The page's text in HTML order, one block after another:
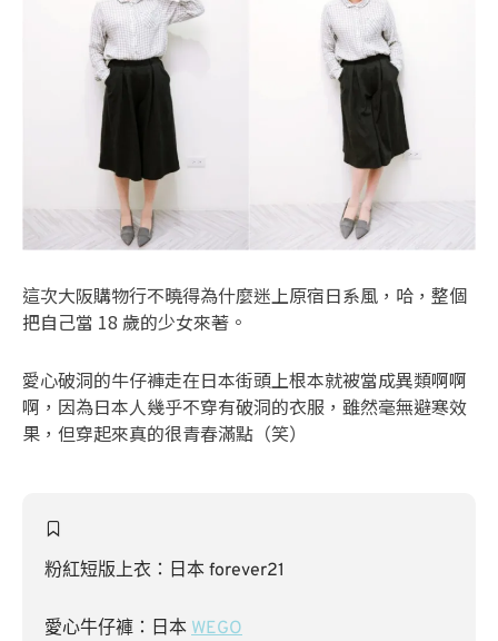
這次大阪購物行不曉得為什麼迷上原宿日系風，哈，整個
把自己當 18 歲的少女來著。
愛心破洞的牛仔褲走在日本街頭上根本就被當成異類啊啊
啊，因為日本人幾乎不穿有破洞的衣服，雖然毫無避寒效
果，但穿起來真的很青春滿點（笑）
粉紅短版上衣：日本 forever21
愛心牛仔褲：日本 WEGO